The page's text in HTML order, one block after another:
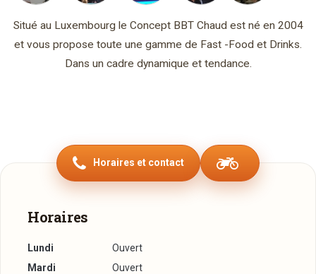
Situé au Luxembourg le Concept BBT Chaud est né en 2004
et vous propose toute une gamme de Fast -Food et Drinks.
Dans un cadre dynamique et tendance.
Horaires et contact
Horaires
Lundi
Ouvert
Mardi
Ouvert